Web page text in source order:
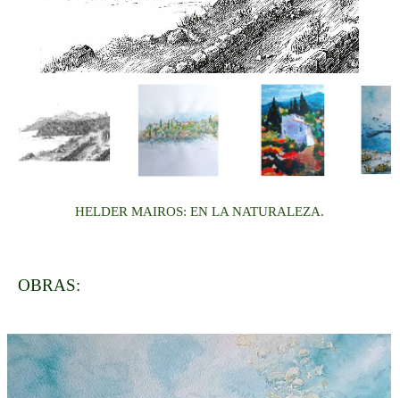
HELDER MAIROS: EN LA NATURALEZA.
OBRAS: